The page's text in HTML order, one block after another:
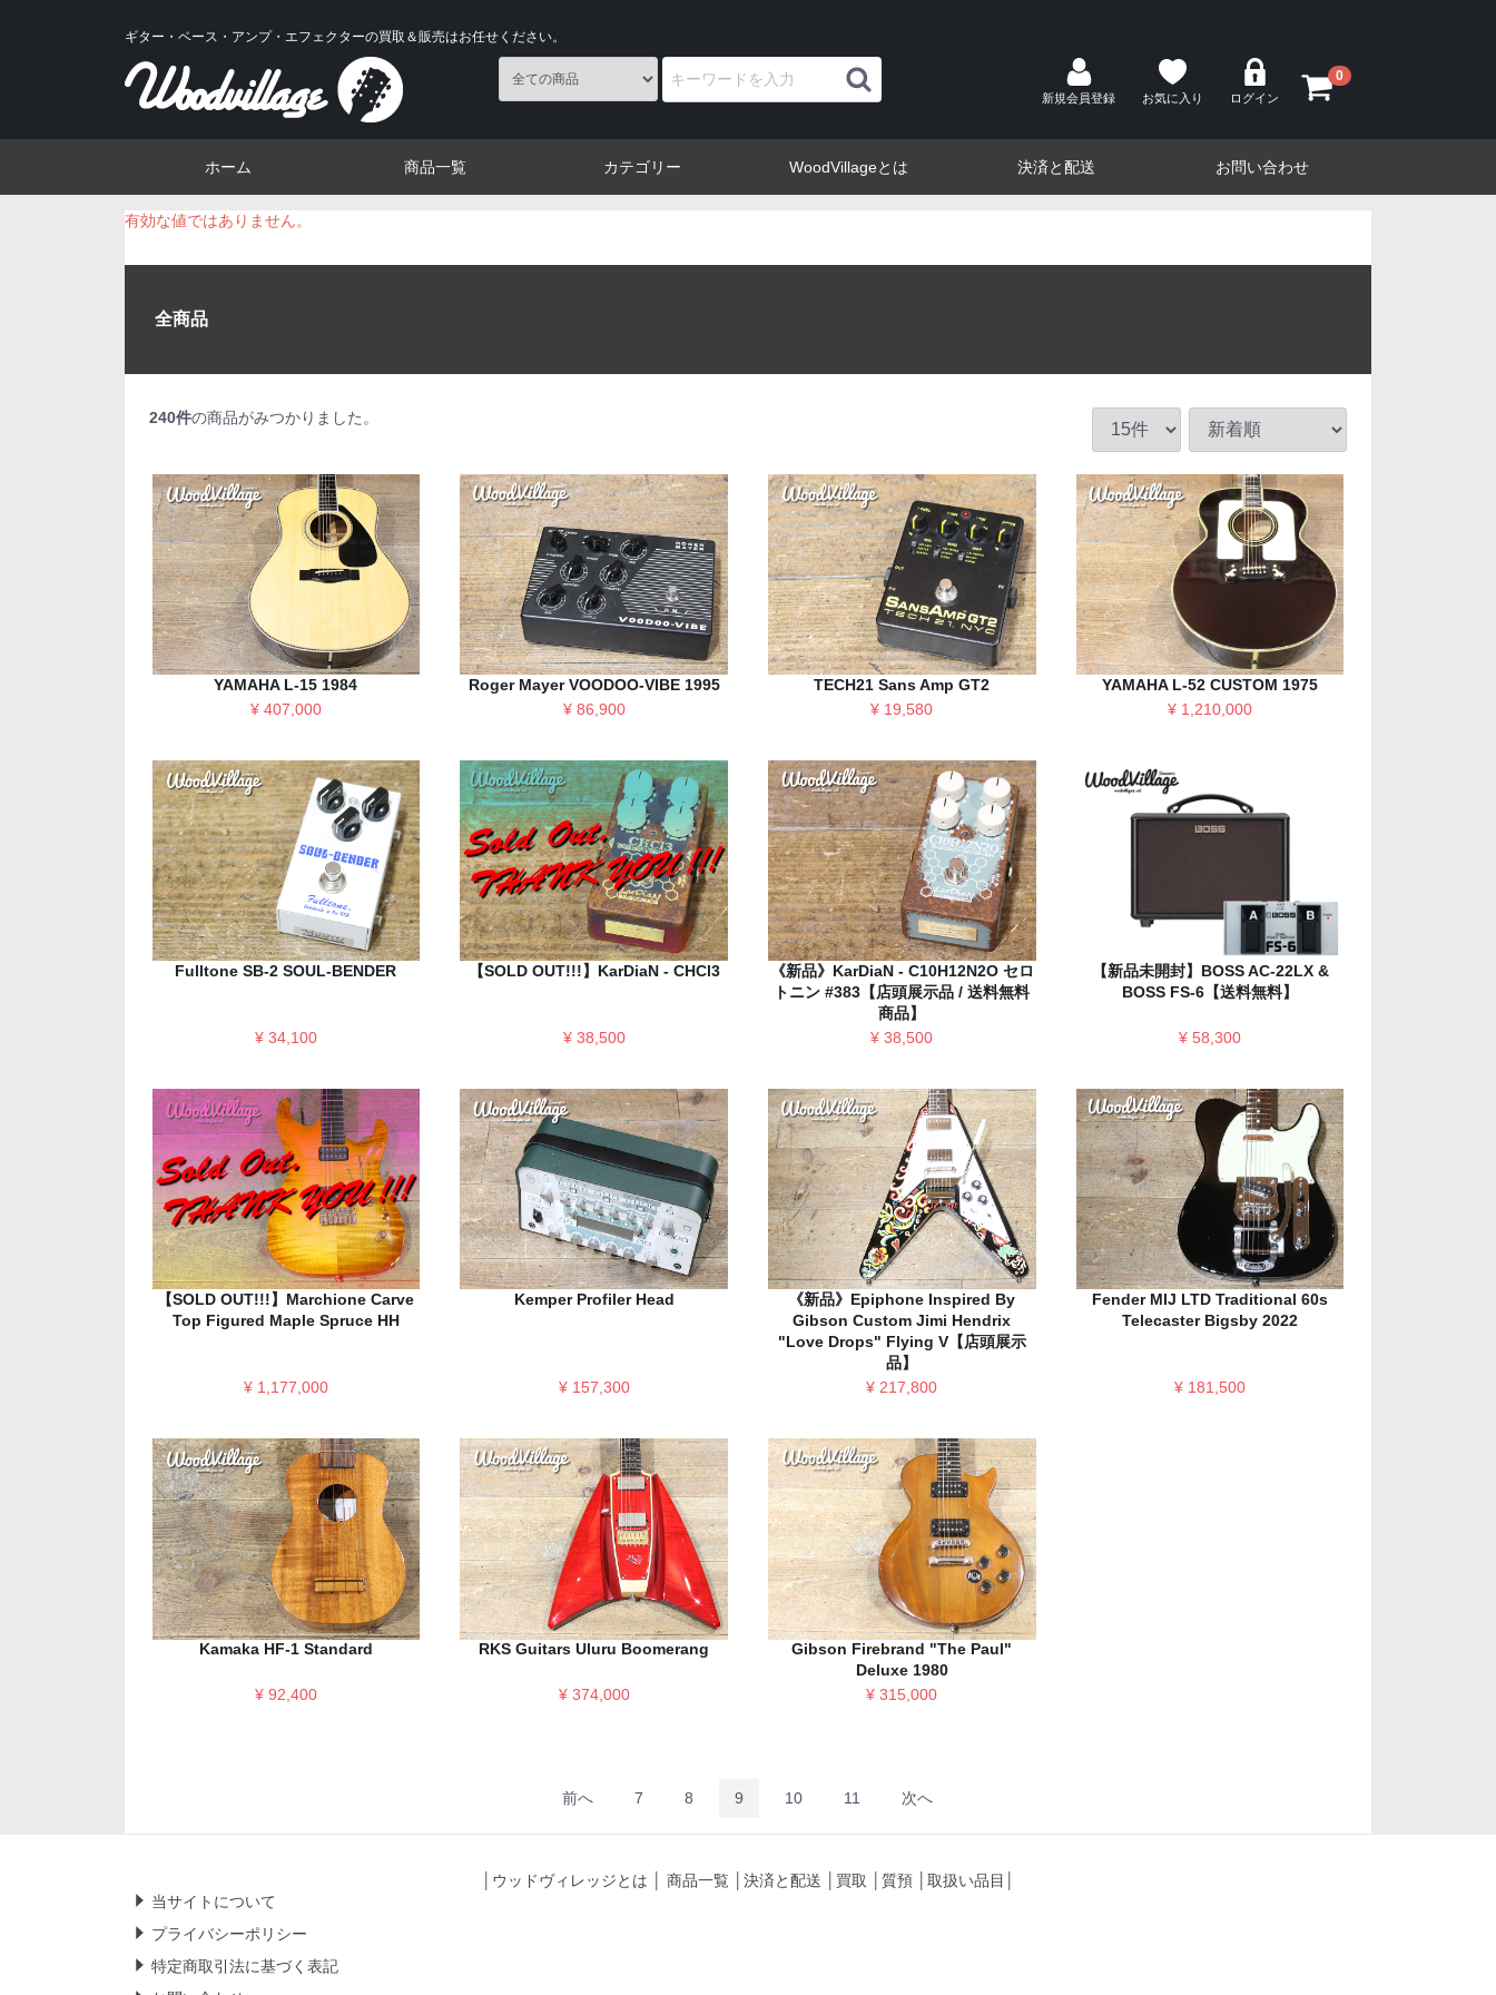
ギター・ベース・アンプ・エフェクターの買取＆販売はお任せください。
新規会員登録 お気に入り ログイン
0
ホーム 商品一覧 カテゴリー WoodVillageとは 決済と配送 お問い合わせ
有効な値ではありません。
全商品
240件の商品がみつかりました。
YAMAHA L-15 1984
¥ 407,000
Roger Mayer VOODOO-VIBE 1995
¥ 86,900
TECH21 Sans Amp GT2
¥ 19,580
YAMAHA L-52 CUSTOM 1975
¥ 1,210,000
Fulltone SB-2 SOUL-BENDER
¥ 34,100
【SOLD OUT!!!】KarDiaN - CHCl3
¥ 38,500
《新品》KarDiaN - C10H12N2O セロ
トニン #383【店頭展示品 / 送料無料
商品】
¥ 38,500
【新品未開封】BOSS AC-22LX &
BOSS FS-6【送料無料】
¥ 58,300
【SOLD OUT!!!】Marchione Carve
Top Figured Maple Spruce HH
¥ 1,177,000
Kemper Profiler Head
¥ 157,300
《新品》Epiphone Inspired By
Gibson Custom Jimi Hendrix
"Love Drops" Flying V【店頭展示
品】
¥ 217,800
Fender MIJ LTD Traditional 60s
Telecaster Bigsby 2022
¥ 181,500
Kamaka HF-1 Standard
¥ 92,400
RKS Guitars Uluru Boomerang
¥ 374,000
Gibson Firebrand "The Paul"
Deluxe 1980
¥ 315,000
前へ 7 8 9 10 11 次へ
ウッドヴィレッジとは 商品一覧│ 決済と配送 買取 質預│ 取扱い品目
当サイトについて
プライバシーポリシー
特定商取引法に基づく表記